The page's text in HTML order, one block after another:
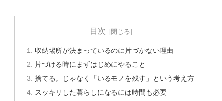
目次
収納場所が決まっているのに片づかない理由
片づける時にまずはじめにやること
捨てる。じゃなく「いるモノを残す」という考え方
スッキリした暮らしになるには時間も必要